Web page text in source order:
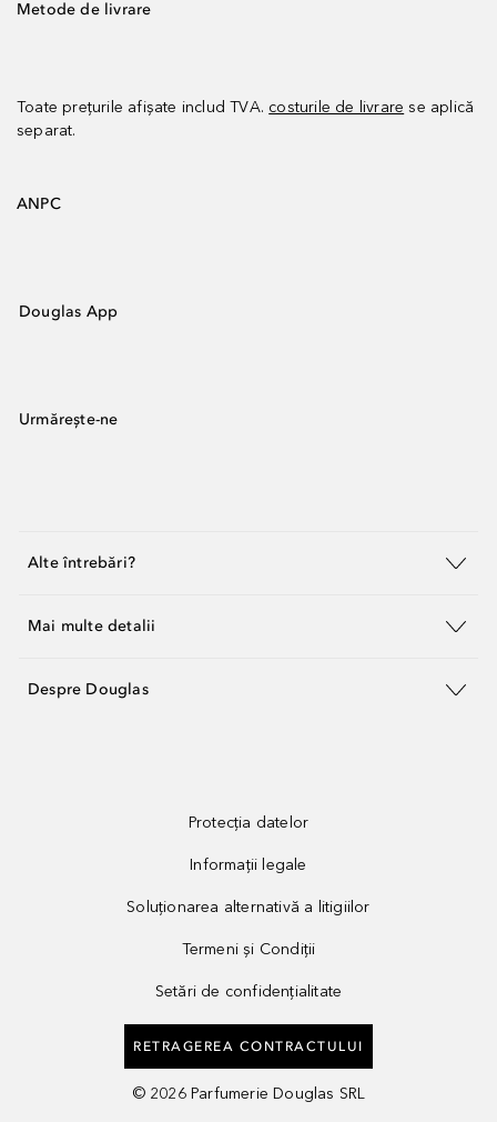
Metode de livrare
Toate prețurile afișate includ TVA. costurile de livrare se aplică
separat.
ANPC
Douglas App
Urmărește-ne
Alte întrebări?
Mai multe detalii
Despre Douglas
Protecția datelor
Informații legale
Soluționarea alternativă a litigiilor
Termeni și Condiții
Setări de confidențialitate
RETRAGEREA CONTRACTULUI
© 2026 Parfumerie Douglas SRL